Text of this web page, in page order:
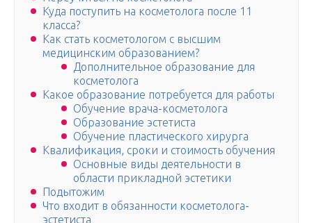
Куда поступить на косметолога после 11
класса?
Как стать косметологом с высшим
медицинским образованием?
Дополнительное образование для
косметолога
Какое образование потребуется для работы
Обучение врача-косметолога
Образование эстетиста
Обучение пластического хирурга
Квалификация, сроки и стоимость обучения
Основные виды деятельности в
области прикладной эстетики
Подытожим
Что входит в обязанности косметолога-
эстетиста